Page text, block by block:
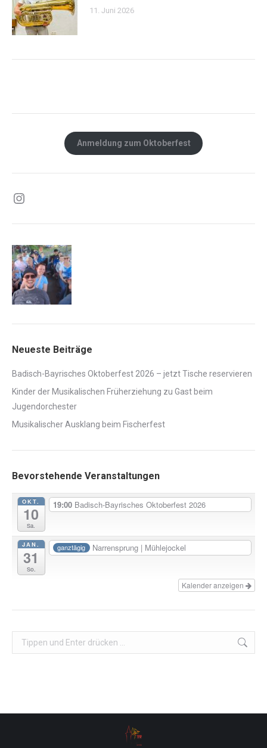
11. Juni 2026
Anmeldung zum Oktoberfest
Instagram
Neueste Beiträge
Badisch-Bayrisches Oktoberfest 2026 – jetzt Tische reservieren
Kinder der Musikalischen Früherziehung zu Gast beim
Jugendorchester
Musikalischer Ausklang beim Fischerfest
Bevorstehende Veranstaltungen
OKT.
10
Sa.
19:00 Badisch-Bayrisches Oktoberfest 2026
JAN.
31
So.
ganztägig Narrensprung | Mühlejockel
Kalender anzeigen
Search: